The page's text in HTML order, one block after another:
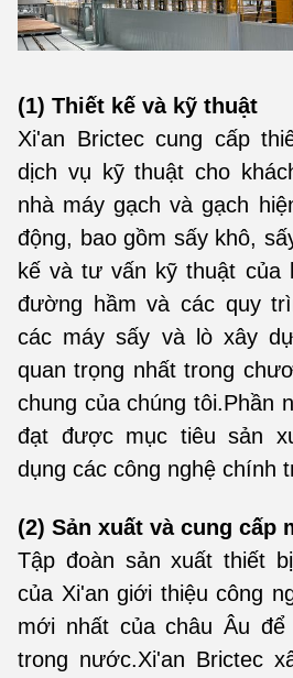
(1) Thiết kế và kỹ thuật
Xi'an Brictec cung cấp
dịch vụ kỹ thuật cho
nhà máy gạch và gạch
động, bao gồm sấy khô,
kế và tư vấn kỹ thuật của
đường hầm và các quy
các máy sấy và lò xây
quan trọng nhất trong
chung của chúng tôi.Phần
đạt được mục tiêu sản
dụng các công nghệ chính
(2) Sản xuất và cung cấp
Tập đoàn sản xuất thiết
của Xi'an giới thiệu công
mới nhất của châu Âu
trong nước.Xi'an Brictec